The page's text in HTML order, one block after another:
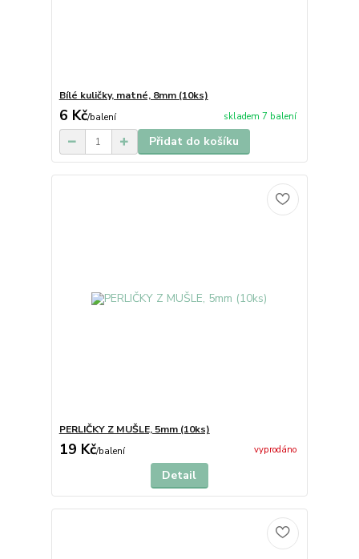
Bílé kuličky, matné, 8mm (10ks)
6 Kč/balení skladem 7 balení
Přidat do košíku
PERLIČKY Z MUŠLE, 5mm (10ks)
19 Kč/balení vyprodáno
Detail